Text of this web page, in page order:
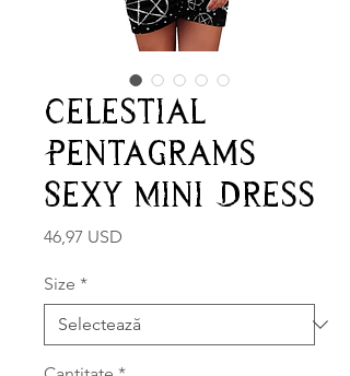
Celestial
Pentagrams
Sexy Mini Dress
46,97 USD
Size *